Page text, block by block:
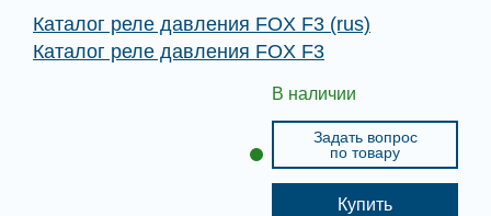
Каталог реле давления FOX F3 (rus)
Каталог реле давления FOX F3
В наличии
Задать вопрос
по товару
Купить